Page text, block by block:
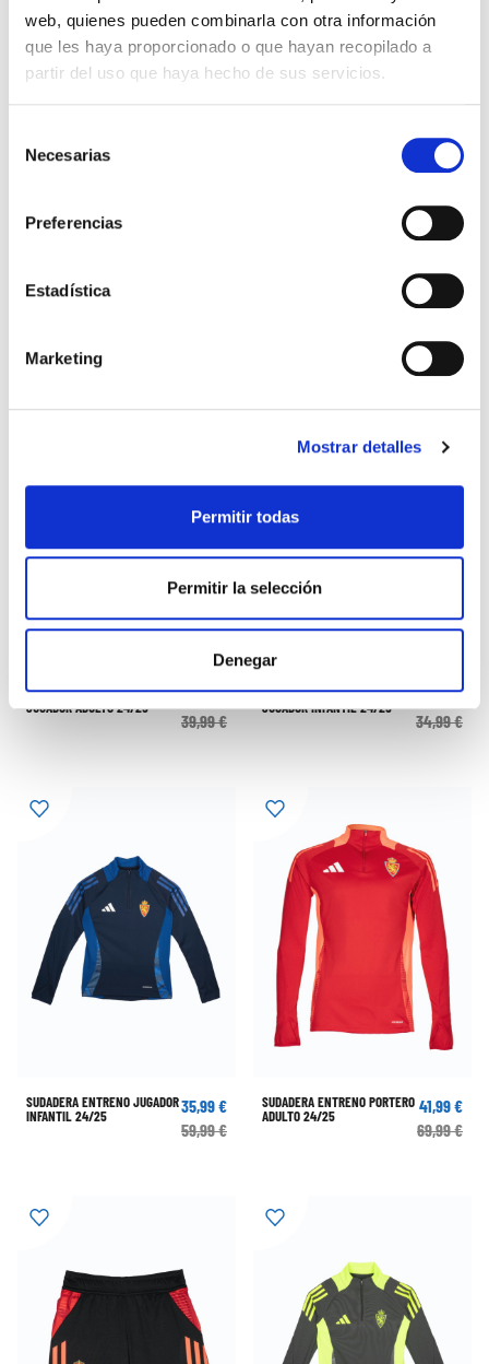
web, quienes pueden combinarla con otra información
que les haya proporcionado o que hayan recopilado a
partir del uso que haya hecho de sus servicios.
Necesarias
Preferencias
Estadística
Marketing
Mostrar detalles
Permitir todas
Permitir la selección
Denegar
PANTALON CORTO ENTRENO
PORTERO ADULTO 24/25
SUDADERA ENTRENO TÉCNICO
41,99 €
69,99 €
PANTALÓN CORTO ENTRENO
JUGADOR ADULTO 24/25
23,99 €
39,99 €
PANTALON CORTO ENTRENO
JUGADOR INFANTIL 24/25
20,99 €
34,99 €
SUDADERA ENTRENO JUGADOR
INFANTIL 24/25
35,99 €
59,99 €
SUDADERA ENTRENO PORTERO
ADULTO 24/25
41,99 €
69,99 €